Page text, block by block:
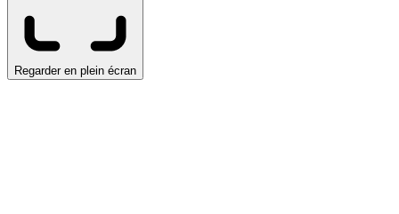
Regarder en plein écran